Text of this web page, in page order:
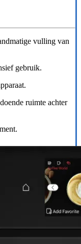
vulling van
gebruik.
ruimte achter